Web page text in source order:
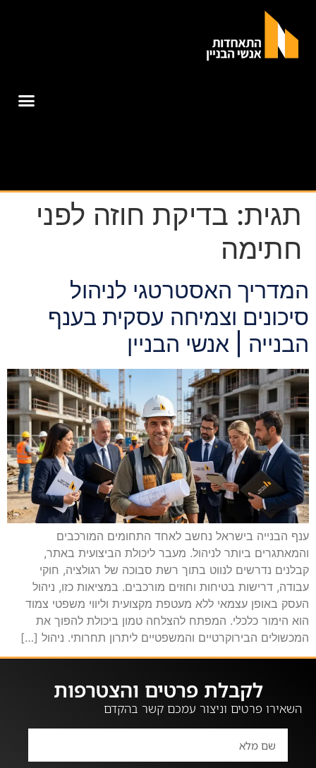
תגית: בדיקת חוזה לפני
חתימה
המדריך האסטרטגי לניהול
סיכונים וצמיחה עסקית בענף
הבנייה | אנשי הבניין
ענף הבנייה בישראל נחשב לאחד התחומים המורכבים
והמאתגרים ביותר לניהול. מעבר ליכולת הביצועית באתר,
קבלנים נדרשים לנווט בתוך רשת סבוכה של רגולציה, חוקי
עבודה, דרישות בטיחות וחוזים מורכבים. במציאות כזו, ניהול
העסק באופן עצמאי ללא מעטפת מקצועית וליווי משפטי צמוד
הוא הימור כלכלי. המפתח להצלחה טמון ביכולת להפוך את
המכשולים הבירוקרטיים והמשפטיים ליתרון תחרותי. ניהול […]
לקבלת פרטים והצטרפות
השאירו פרטים וניצור עמכם קשר בהקדם